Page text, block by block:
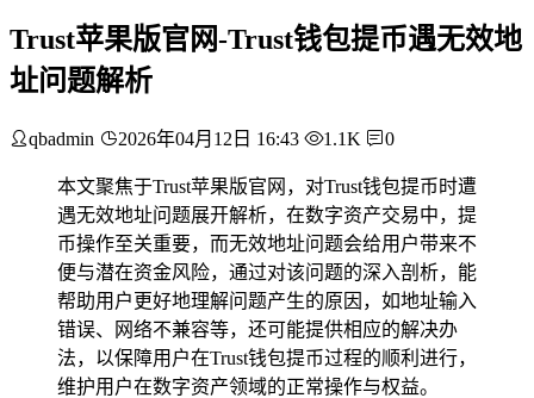
Trust苹果版官网-Trust钱包提币遇无效地
址问题解析
qbadmin 2026年04月12日 16:43 1.1K 0
本文聚焦于Trust苹果版官网，对Trust钱包提币时遭
遇无效地址问题展开解析，在数字资产交易中，提
币操作至关重要，而无效地址问题会给用户带来不
便与潜在资金风险，通过对该问题的深入剖析，能
帮助用户更好地理解问题产生的原因，如地址输入
错误、网络不兼容等，还可能提供相应的解决办
法，以保障用户在Trust钱包提币过程的顺利进行，
维护用户在数字资产领域的正常操作与权益。